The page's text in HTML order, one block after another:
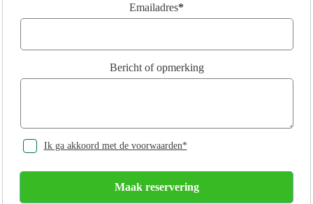
Emailadres*
Bericht of opmerking
Ik ga akkoord met de voorwaarden*